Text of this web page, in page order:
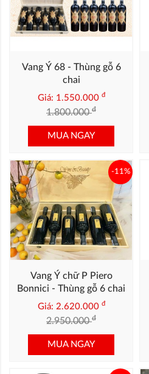
Vang Ý 68 - Thùng gỗ 6
chai
Giá: 1.550.000 đ
1.800.000đ
MUA NGAY
Vang Ý chữ P Piero
Bonnici - Thùng gỗ 6 chai
Giá: 2.620.000 đ
2.950.000đ
-11%
MUA NGAY